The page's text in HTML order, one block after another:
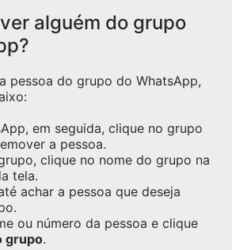
alguém do grupo
pessoa do grupo do WhatsApp,
em seguida, clique no grupo
a pessoa.
clique no nome do grupo na
tela.
achar a pessoa que deseja
ou número da pessoa e clique
grupo.